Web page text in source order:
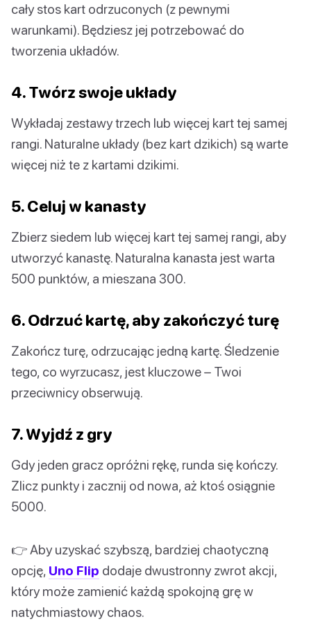
cały stos kart odrzuconych (z pewnymi
warunkami). Będziesz jej potrzebować do
tworzenia układów.
4. Twórz swoje układy
Wykładaj zestawy trzech lub więcej kart tej samej
rangi. Naturalne układy (bez kart dzikich) są warte
więcej niż te z kartami dzikimi.
5. Celuj w kanasty
Zbierz siedem lub więcej kart tej samej rangi, aby
utworzyć kanastę. Naturalna kanasta jest warta
500 punktów, a mieszana 300.
6. Odrzuć kartę, aby zakończyć turę
Zakończ turę, odrzucając jedną kartę. Śledzenie
tego, co wyrzucasz, jest kluczowe – Twoi
przeciwnicy obserwują.
7. Wyjdź z gry
Gdy jeden gracz opróżni rękę, runda się kończy.
Zlicz punkty i zacznij od nowa, aż ktoś osiągnie
5000.
👉 Aby uzyskać szybszą, bardziej chaotyczną
opcję, Uno Flip dodaje dwustronny zwrot akcji,
który może zamienić każdą spokojną grę w
natychmiastowy chaos.